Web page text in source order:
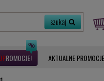
ROMOCJE AKTUALNE PROMOCJE